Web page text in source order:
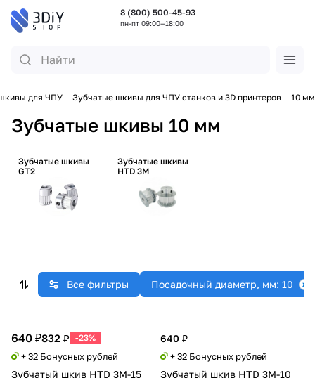
8 (800) 500-45-93
пн-пт 09:00—18:00
для ЧПУ Зубчатые шкивы для ЧПУ станков и 3D принтеров 10 мм
Зубчатые шкивы 10 мм
Зубчатые шкивы
GT2
Зубчатые шкивы
HTD 3M
Все фильтры Посадочный диаметр, мм: 10
640 ₽832 ₽ -23%
+ 32 Бонусных рублей
Зубчатый шкив HTD 3M-15
640 ₽
+ 32 Бонусных рублей
Зубчатый шкив HTD 3M-10